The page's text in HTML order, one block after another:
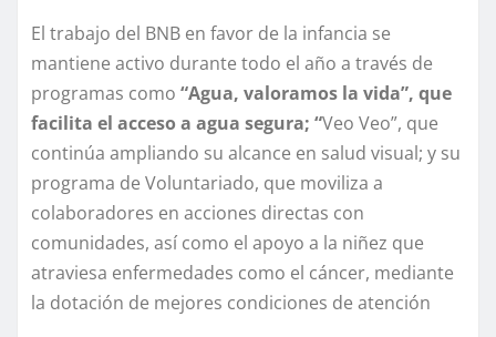
El trabajo del BNB en favor de la infancia se
mantiene activo durante todo el año a través de
programas como “Agua, valoramos la vida”, que
facilita el acceso a agua segura; “Veo Veo”, que
continúa ampliando su alcance en salud visual; y su
programa de Voluntariado, que moviliza a
colaboradores en acciones directas con
comunidades, así como el apoyo a la niñez que
atraviesa enfermedades como el cáncer, mediante
la dotación de mejores condiciones de atención